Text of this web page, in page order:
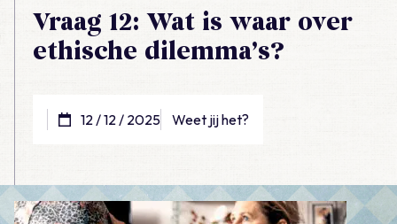
Vraag 12: Wat is waar over
ethische dilemma’s?
12 / 12 / 2025 Weet jij het?